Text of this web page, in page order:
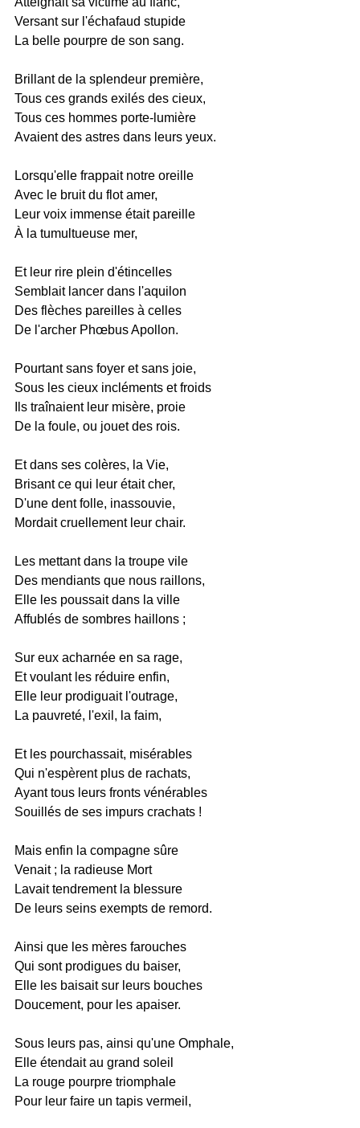
Versant sur l'échafaud stupide
La belle pourpre de son sang.
Brillant de la splendeur première,
Tous ces grands exilés des cieux,
Tous ces hommes porte-lumière
Avaient des astres dans leurs yeux.
Lorsqu'elle frappait notre oreille
Avec le bruit du flot amer,
Leur voix immense était pareille
À la tumultueuse mer,
Et leur rire plein d'étincelles
Semblait lancer dans l'aquilon
Des flèches pareilles à celles
De l'archer Phœbus Apollon.
Pourtant sans foyer et sans joie,
Sous les cieux incléments et froids
Ils traînaient leur misère, proie
De la foule, ou jouet des rois.
Et dans ses colères, la Vie,
Brisant ce qui leur était cher,
D'une dent folle, inassouvie,
Mordait cruellement leur chair.
Les mettant dans la troupe vile
Des mendiants que nous raillons,
Elle les poussait dans la ville
Affublés de sombres haillons ;
Sur eux acharnée en sa rage,
Et voulant les réduire enfin,
Elle leur prodiguait l'outrage,
La pauvreté, l'exil, la faim,
Et les pourchassait, misérables
Qui n'espèrent plus de rachats,
Ayant tous leurs fronts vénérables
Souillés de ses impurs crachats !
Mais enfin la compagne sûre
Venait ; la radieuse Mort
Lavait tendrement la blessure
De leurs seins exempts de remord.
Ainsi que les mères farouches
Qui sont prodigues du baiser,
Elle les baisait sur leurs bouches
Doucement, pour les apaiser.
Sous leurs pas, ainsi qu'une Omphale,
Elle étendait au grand soleil
La rouge pourpre triomphale
Pour leur faire un tapis vermeil,